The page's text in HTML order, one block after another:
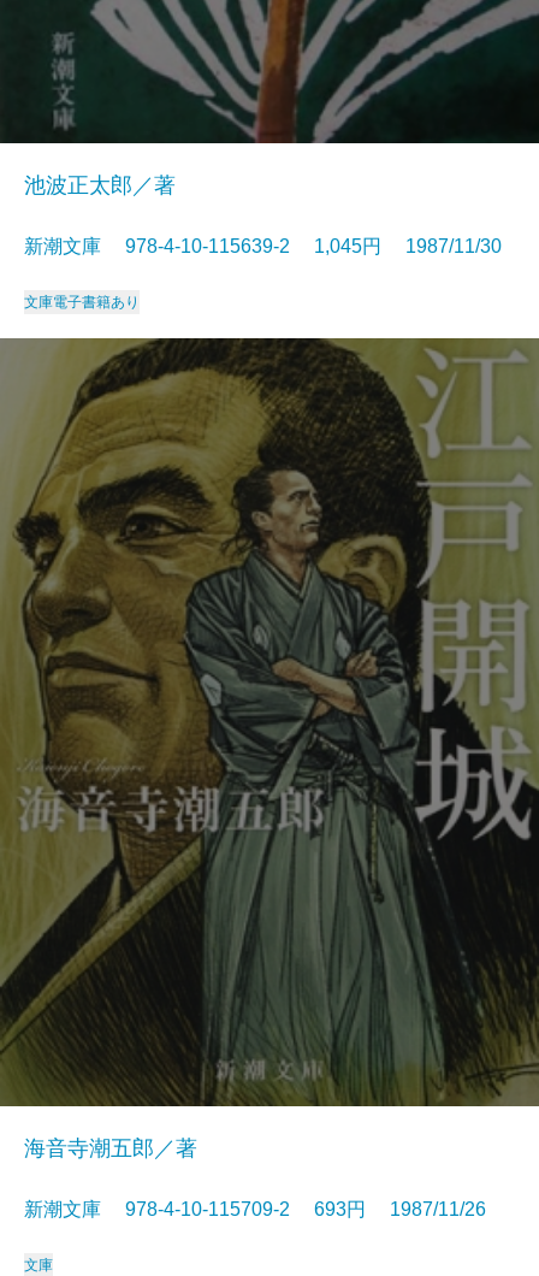
池波正太郎／著
新潮文庫 978-4-10-115639-2 1,045円 1987/11/30
文庫電子書籍あり
海音寺潮五郎／著
新潮文庫 978-4-10-115709-2 693円 1987/11/26
文庫